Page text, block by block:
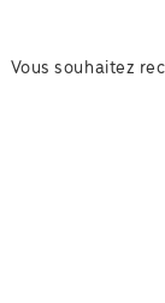
Vous souhaitez